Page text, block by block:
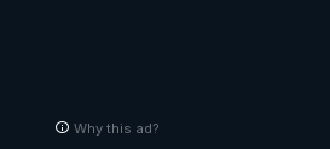
Why this ad?